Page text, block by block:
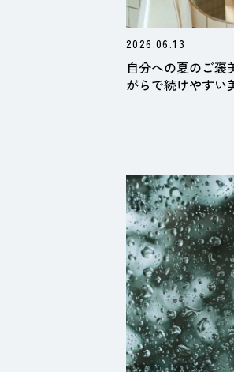
2026.06.13
自分への夏のご褒
がらで続けやすい